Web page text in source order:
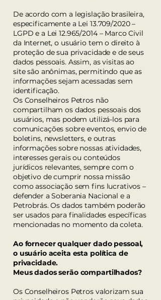
De acordo com a legislação brasileira,
especificamente a Lei 13.709/2020 –
LGPD e a Lei 12.965/2014 – Marco Civil
da Internet, o usuário tem o direito à
proteção de sua privacidade e de seus
dados pessoais. Assim, as visitas ao
site são anônimas, permitindo que as
informações sejam acessadas sem
identificação.
Os Conselheiros Petros não
compartilham os dados pessoais dos
usuários, mas podem utilizá-los para
comunicações sobre eventos, envio de
boletins, newsletters, e outras
informações sobre nossas atividades,
interesses gerais ou conteúdos
jurídicos relevantes, sempre com o
objetivo de cumprir nossa missão
como associação sem fins lucrativos –
defender a Soberania Nacional e a
Petrobrás. Os dados também poderão
ser usados para finalidades específicas
mencionadas no momento da coleta.
Ao fornecer qualquer dado pessoal,
o usuário aceita esta política de
privacidade.
Meus dados serão compartilhados?
Os Conselheiros Petros valorizam sua